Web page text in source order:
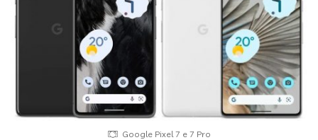
Google Pixel 7 e 7 Pro